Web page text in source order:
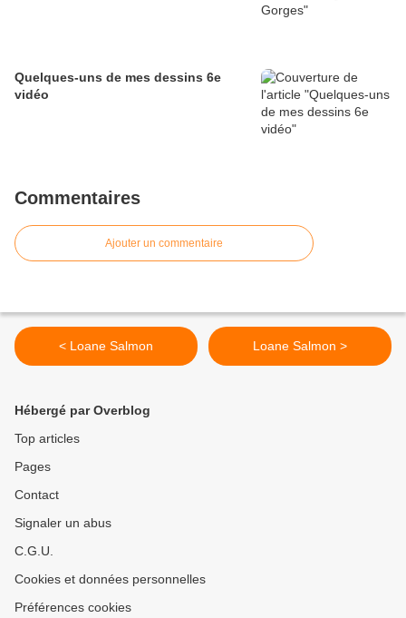
Quelques-uns de mes dessins 6e
vidéo
Commentaires
Ajouter un commentaire
< Loane Salmon Loane Salmon >
Hébergé par Overblog
Top articles
Pages
Contact
Signaler un abus
C.G.U.
Cookies et données personnelles
Préférences cookies